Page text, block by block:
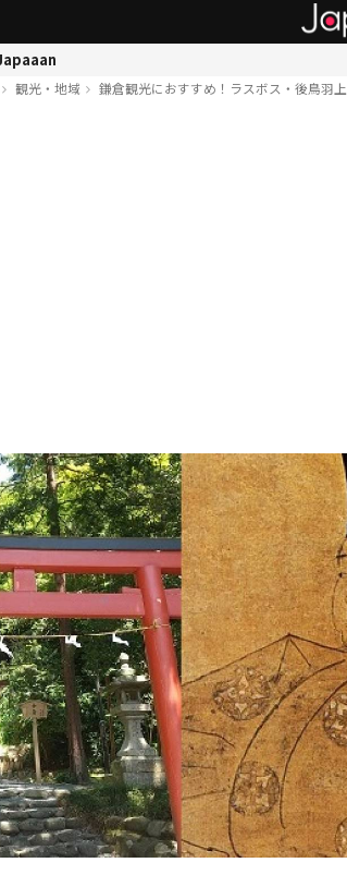
観光・地域 鎌倉観光におすすめ！ラスボス・後鳥羽